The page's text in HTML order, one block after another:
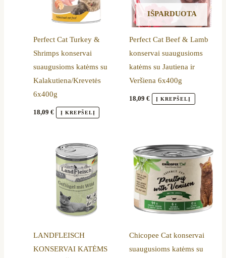
Perfect Cat Turkey &
Shrimps konservai
suaugusioms katėms su
Kalakutiena/Krevetės
6x400g
18,09€ Į KREPŠELĮ
IŠPARDUOTA
Perfect Cat Beef & Lamb
konservai suaugusioms
katėms su Jautiena ir
Veršiena 6x400g
18,09 € Į KREPŠELĮ
LANDFLEISCH
KONSERVAI KATĖMS
Chicopee Cat konservai
suaugusioms katėms su